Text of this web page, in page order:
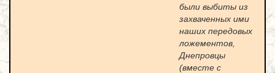
были выбиты из
захваченных ими
наших передовых
ложементов,
Днепровцы
(вместе с